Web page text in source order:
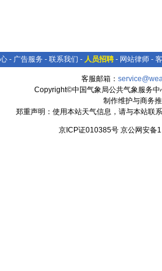
- 广告服务 - 联系我们 - 人员招聘 - 网站律师 -
客服邮箱：
Copyright©中国气象局公共气象服务
制作维护与商务
郑重声明：使用本站天气信息，请与本站联
京ICP证010385号 京公网安备